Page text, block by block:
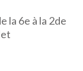
la 6e à la 2de